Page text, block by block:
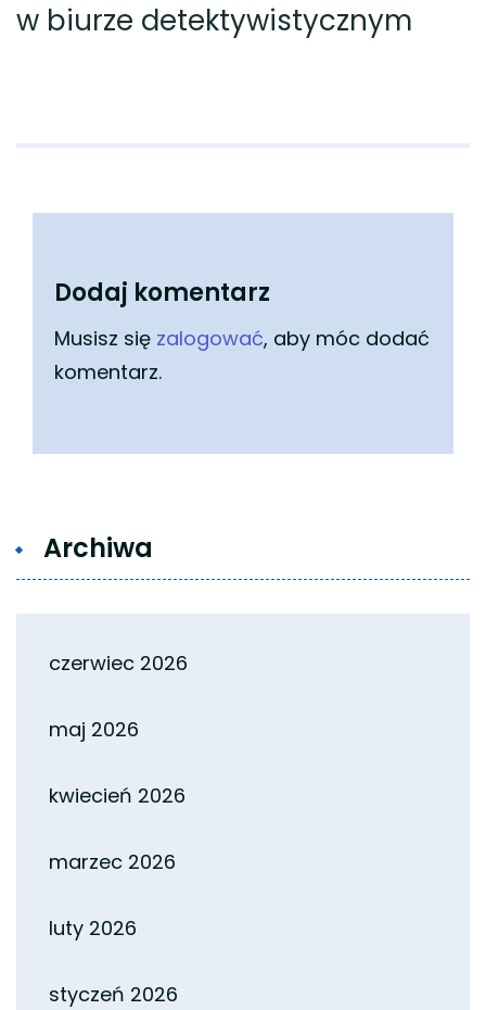
w biurze detektywistycznym
Dodaj komentarz
Musisz się zalogować, aby móc dodać
komentarz.
Archiwa
czerwiec 2026
maj 2026
kwiecień 2026
marzec 2026
luty 2026
styczeń 2026